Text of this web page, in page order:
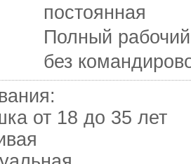
постоянная
Полный
без
от 18 до 35 лет